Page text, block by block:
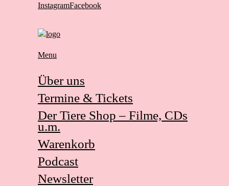
InstagramFacebook
Menu
Über uns
Termine & Tickets
Der Tiere Shop – Filme, CDs
u.m.
Warenkorb
Podcast
Newsletter